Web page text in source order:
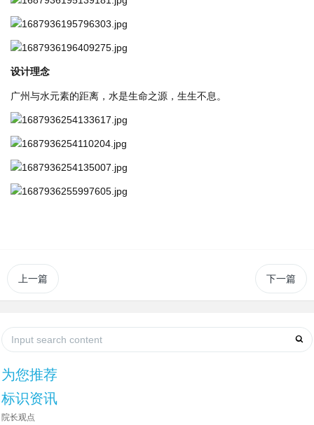
设计理念
⼴州与⽔元素的距离，⽔是⽣命之源，⽣⽣不息。
上一篇 下一篇
为您推荐
标识资讯
院长观点